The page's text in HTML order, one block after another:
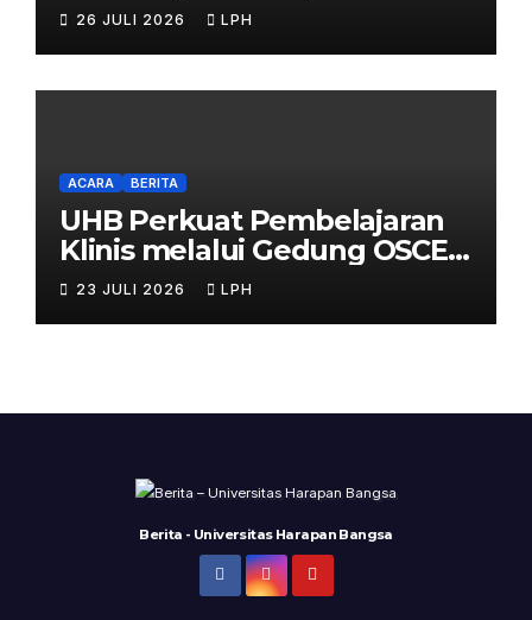
26 JULI 2026 LPH
ACARA BERITA
UHB Perkuat Pembelajaran
Klinis melalui Gedung OSCE
Terpadu
23 JULI 2026 LPH
Berita - Universitas Harapan Bangsa